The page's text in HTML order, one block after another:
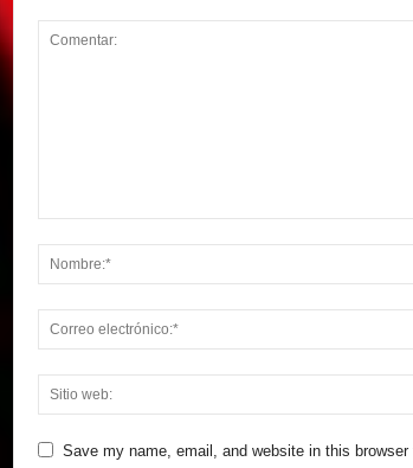
Save my name, email, and website in this